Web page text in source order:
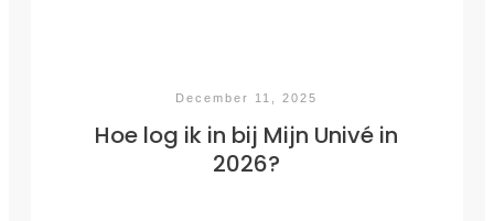
December 11, 2025
Hoe log ik in bij Mijn Univé in
2026?